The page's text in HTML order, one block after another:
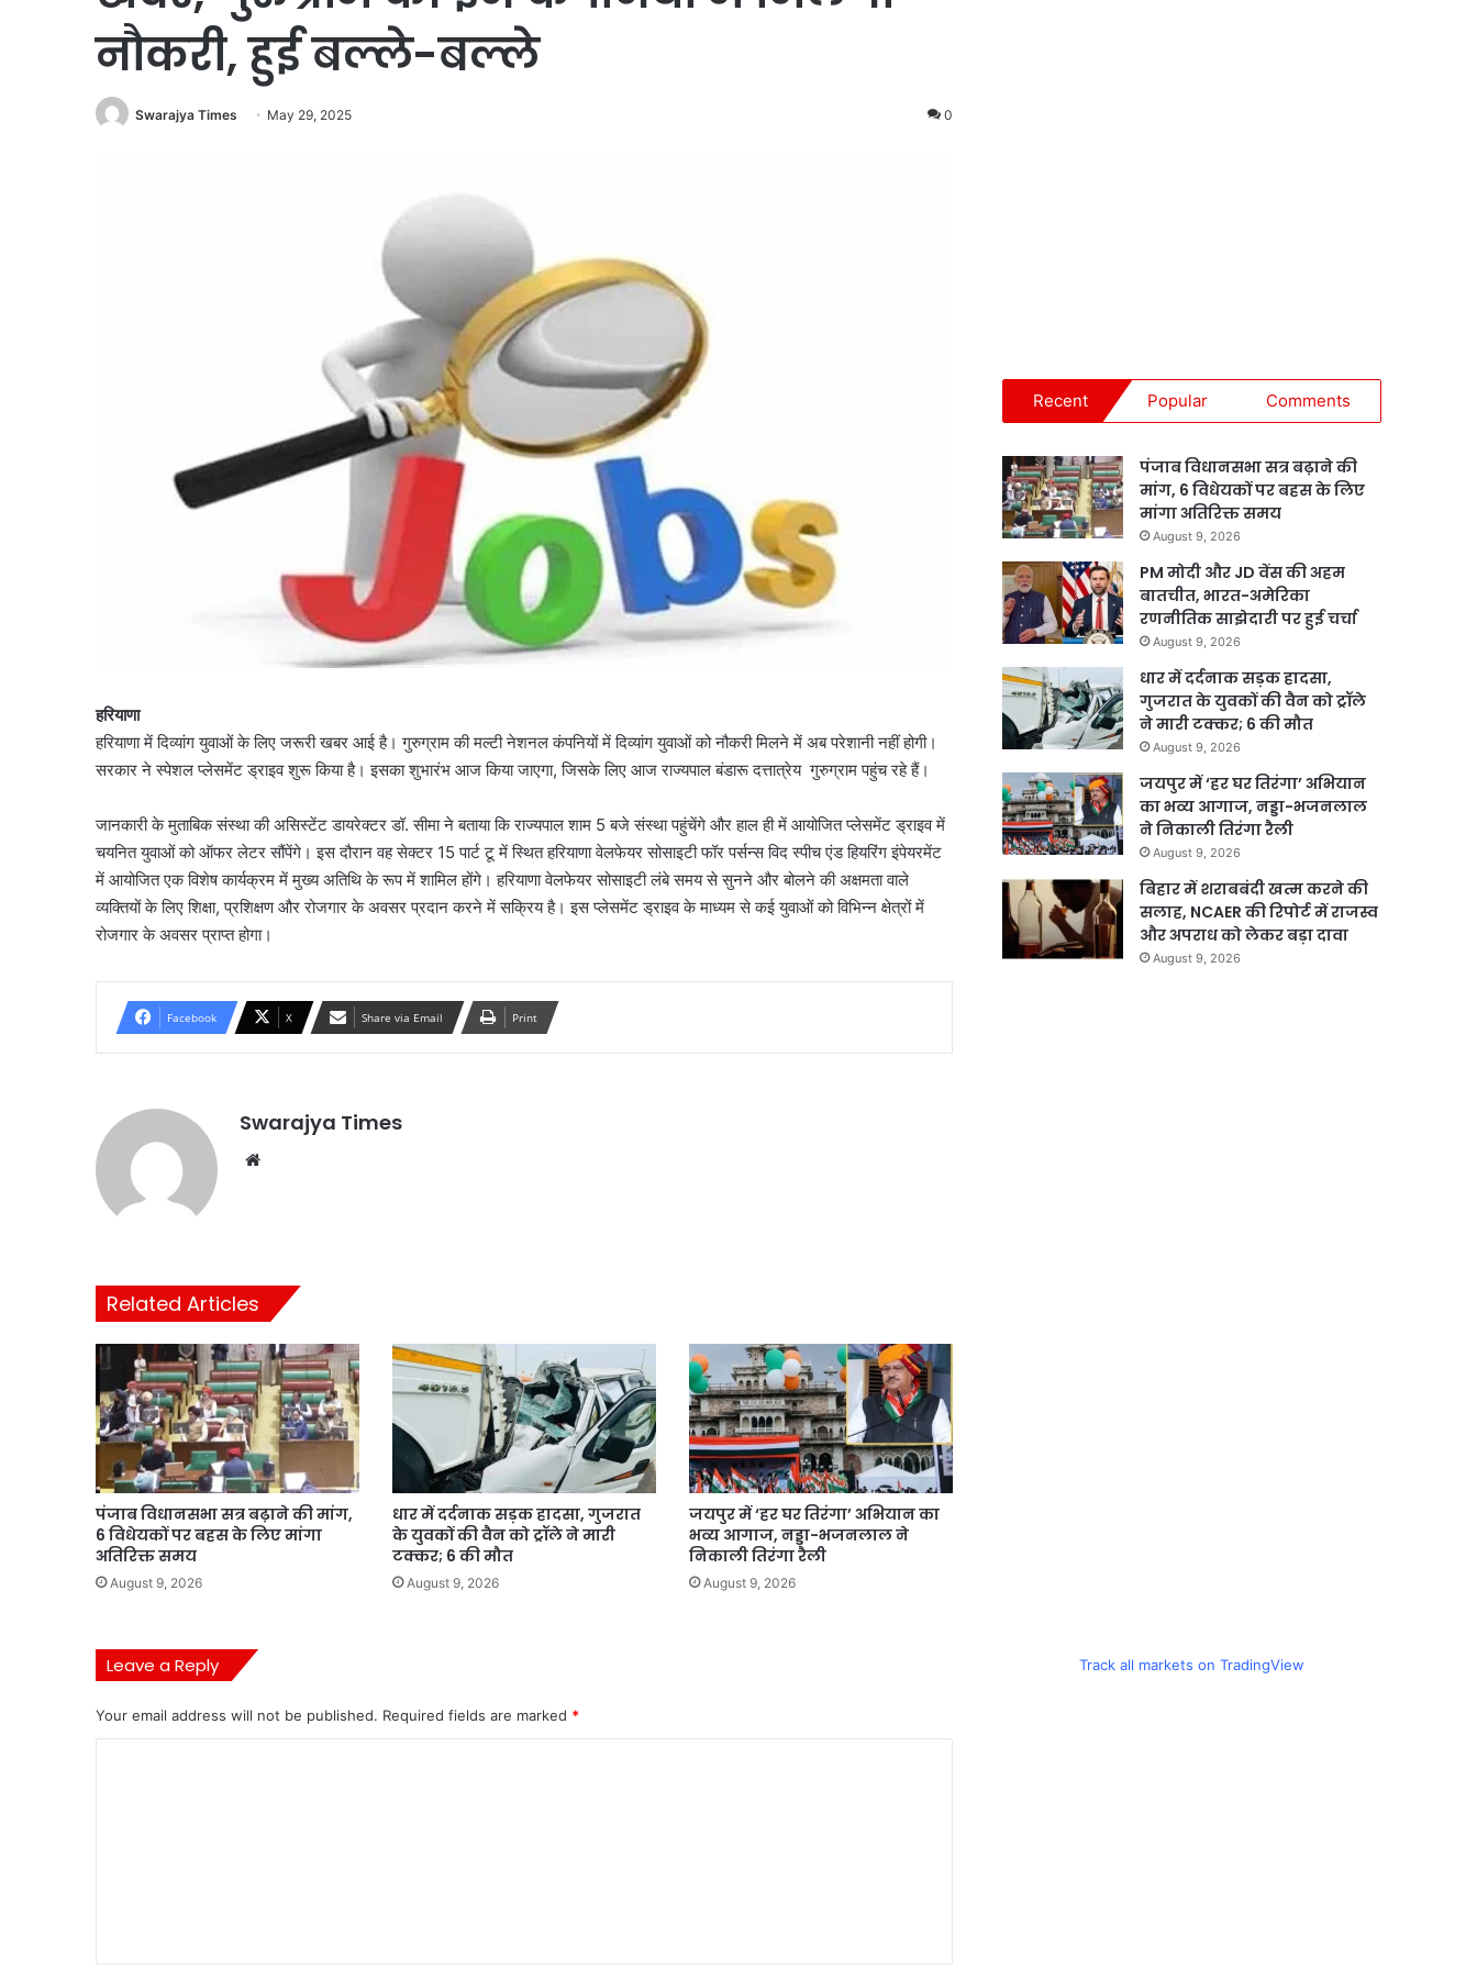
नौकरी, हुई बल्ले-बल्ले
Swarajya Times May 29, 2025 0
हरियाणा
हरियाणा में दिव्यांग युवाओं के लिए जरूरी खबर आई है। गुरुग्राम की मल्टी नेशनल कंपनियों में दिव्यांग युवाओं को नौकरी मिलने में अब परेशानी नहीं होगी।
सरकार ने स्पेशल प्लेसमेंट ड्राइव शुरू किया है। इसका शुभारंभ आज किया जाएगा, जिसके लिए आज राज्यपाल बंडारू दत्तात्रेय गुरुग्राम पहुंच रहे हैं।
जानकारी के मुताबिक संस्था की असिस्टेंट डायरेक्टर डॉ. सीमा ने बताया कि राज्यपाल शाम 5 बजे संस्था पहुंचेंगे और हाल ही में आयोजित प्लेसमेंट ड्राइव में
चयनित युवाओं को ऑफर लेटर सौंपेंगे। इस दौरान वह सेक्टर 15 पार्ट टू में स्थित हरियाणा वेलफेयर सोसाइटी फॉर पर्सन्स विद स्पीच एंड हियरिंग इंपेयरमेंट
में आयोजित एक विशेष कार्यक्रम में मुख्य अतिथि के रूप में शामिल होंगे। हरियाणा वेलफेयर सोसाइटी लंबे समय से सुनने और बोलने की अक्षमता वाले
व्यक्तियों के लिए शिक्षा, प्रशिक्षण और रोजगार के अवसर प्रदान करने में सक्रिय है। इस प्लेसमेंट ड्राइव के माध्यम से कई युवाओं को विभिन्न क्षेत्रों में
रोजगार के अवसर प्राप्त होगा।
Facebook X Share via Email Print
Swarajya Times
Related Articles
पंजाब विधानसभा सत्र बढ़ाने की मांग,
6 विधेयकों पर बहस के लिए मांगा
अतिरिक्त समय
August 9, 2026
धार में दर्दनाक सड़क हादसा, गुजरात
के युवकों की वैन को ट्रॉले ने मारी
टक्कर; 6 की मौत
August 9, 2026
जयपुर में ‘हर घर तिरंगा’ अभियान का
भव्य आगाज, नड्डा-भजनलाल ने
निकाली तिरंगा रैली
August 9, 2026
Leave a Reply
Your email address will not be published. Required fields are marked *
Recent Popular Comments
पंजाब विधानसभा सत्र बढ़ाने की
मांग, 6 विधेयकों पर बहस के लिए
मांगा अतिरिक्त समय
August 9, 2026
PM मोदी और JD वेंस की अहम
बातचीत, भारत-अमेरिका
रणनीतिक साझेदारी पर हुई चर्चा
August 9, 2026
धार में दर्दनाक सड़क हादसा,
गुजरात के युवकों की वैन को ट्रॉले
ने मारी टक्कर; 6 की मौत
August 9, 2026
जयपुर में ‘हर घर तिरंगा’ अभियान
का भव्य आगाज, नड्डा-भजनलाल
ने निकाली तिरंगा रैली
August 9, 2026
बिहार में शराबबंदी खत्म करने की
सलाह, NCAER की रिपोर्ट में राजस्व
और अपराध को लेकर बड़ा दावा
August 9, 2026
Track all markets on TradingView